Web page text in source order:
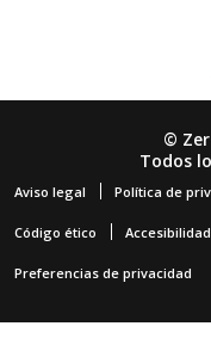
©
Todos
Aviso legal Política de
Código ético Accesibilidad
Preferencias de privacidad